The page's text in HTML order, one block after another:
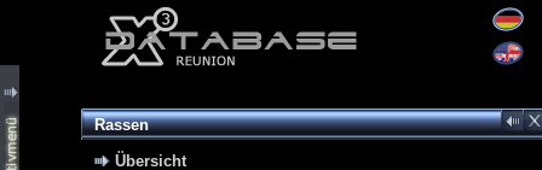
Rassen
Übersicht